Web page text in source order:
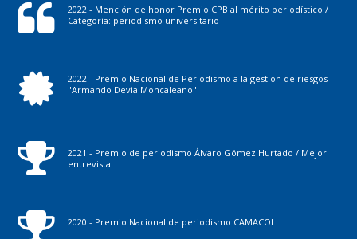
2022 - Mención de honor Premio CPB al mérito periodístico /
Categoría: periodismo universitario
2022 - Premio Nacional de Periodismo a la gestión de riesgos
"Armando Devia Moncaleano"
2021 - Premio de periodismo Álvaro Gómez Hurtado / Mejor
entrevista
2020 - Premio Nacional de periodismo CAMACOL